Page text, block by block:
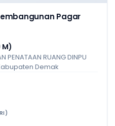
Pagar
PENATAAN RUANG DINPU
Demak